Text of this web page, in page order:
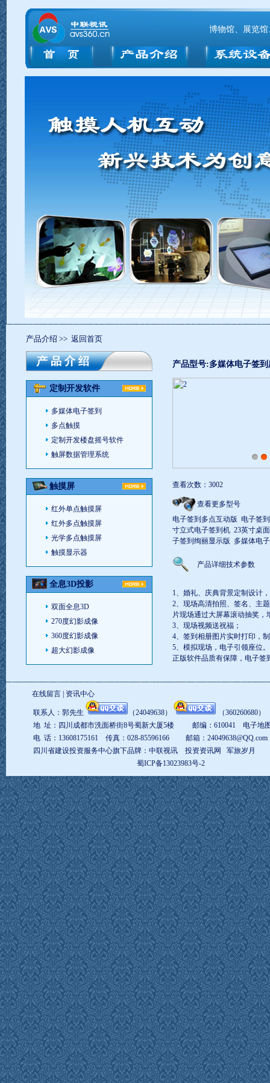
博物馆、展览
产品介绍 >> 返回首页
定制开发软件
多媒体电子签到
多点触摸
定制开发楼盘摇号软件
触屏数据管理系统
触摸屏
红外单点触摸屏
红外多点触摸屏
光学多点触摸屏
触摸显示器
全息3D投影
双面全息3D
270度幻影成像
360度幻影成像
超大幻影成像
产品型号:多媒体电子签
查看次数：3002
查看更多型号
电子签到多点互动版 电子签
寸立式电子签到机 23英寸桌
子签到绚丽显示版 多媒体电
产品详细技术参数
1、婚礼、庆典背景定制设计
2、现场高清拍照、签名、主
片现场通过大屏幕滚动抽奖，
3、现场视频送祝福；
4、签到相册图片实时打印，
5、模拟现场，电子引领座位。
正版软件品质有保障，电子签
在线留言| 资讯中心
联系人：郭先生 （24049638） （360260680）
地 址：四川成都市洗面桥街8号蜀新大厦5楼 邮编：610041
电子地
电 话：13608175161 传真：028-85596166 邮箱： 24049638@QQ.com
四川省建设投资服务中心旗下品牌： 中联视讯 投资资讯网
军旅岁月
蜀ICP备13023983号-2